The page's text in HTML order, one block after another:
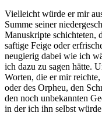
Vielleicht würde er mir
Summe seiner
Manuskripte schichteten,
saftige Feige oder
neugierig dabei wie ich
ich dazu zu sagen hätte.
Worten, die er mir
oder des Orpheu, den
den noch unbekannten
in der ich ihn selbst